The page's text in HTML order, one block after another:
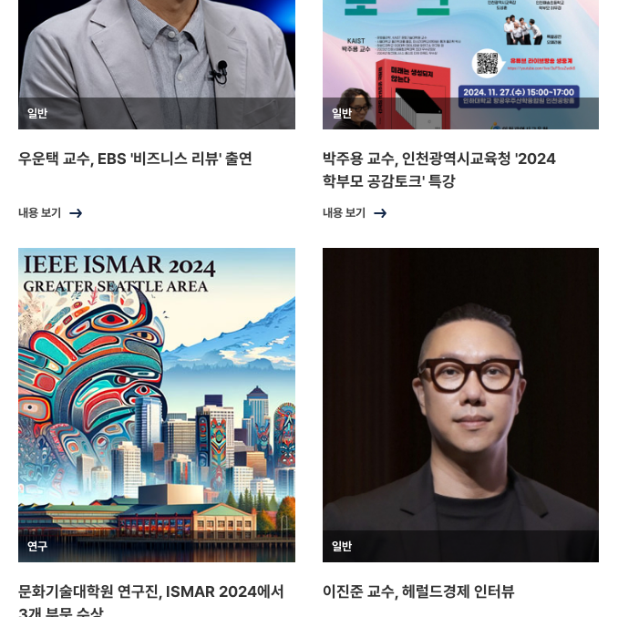
일반
우운택 교수, EBS '비즈니스 리뷰' 출연
내용 보기
일반
박주용 교수, 인천광역시교육청 '2024
학부모 공감토크' 특강
내용 보기
연구
문화기술대학원 연구진, ISMAR 2024에서
일반
이진준 교수, 헤럴드경제 인터뷰